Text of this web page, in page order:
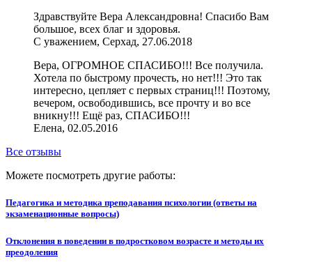
Здравствуйте Вера Александровна! Спасибо Вам
большое, всех благ и здоровья.
С уважением, Серхад, 27.06.2018
Вера, ОГРОМНОЕ СПАСИБО!!! Все получила.
Хотела по быстрому прочесть, но нет!!! Это так
интересно, цепляет с первых страниц!!! Поэтому,
вечером, освободившись, все прочту и во все
вникну!!! Ещё раз, СПАСИБО!!!
Елена, 02.05.2016
Все отзывы
Можете посмотреть другие работы:
Педагогика и методика преподавания психологии (ответы на
экзаменационные вопросы)
Отклонения в поведении в подростковом возрасте и методы их
преодоления